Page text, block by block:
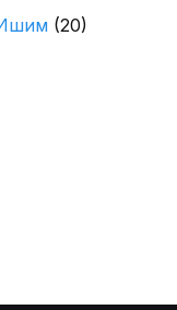
(20)